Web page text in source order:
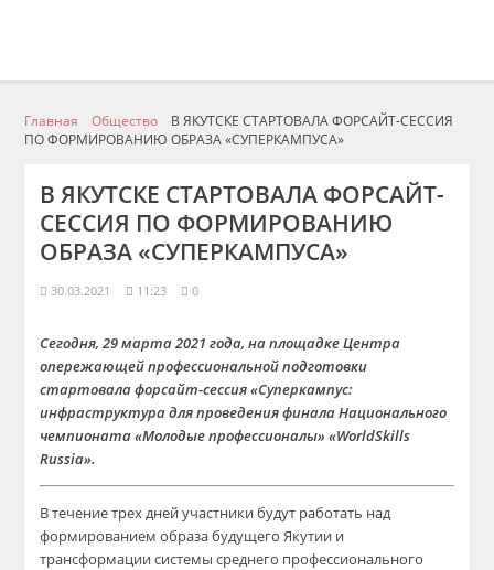
Главная Общество
В ЯКУТСКЕ СТАРТОВАЛА ФОРСАЙТ-СЕССИЯ
ПО ФОРМИРОВАНИЮ ОБРАЗА «СУПЕРКАМПУСА»
В ЯКУТСКЕ СТАРТОВАЛА ФОРСАЙТ-
СЕССИЯ ПО ФОРМИРОВАНИЮ
ОБРАЗА «СУПЕРКАМПУСА»
30.03.2021 11:23 0
Сегодня, 29 марта 2021 года, на площадке Центра
опережающей профессиональной подготовки
стартовала форсайт-сессия «Суперкампус:
инфраструктура для проведения финала Национального
чемпионата «Молодые профессионалы» «WorldSkills
Russia».
В течение трех дней участники будут работать над
формированием образа будущего Якутии и
трансформации системы среднего профессионального